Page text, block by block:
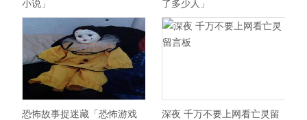
小说」
了多少人」
恐怖故事捉迷藏「恐怖游戏
深夜 千万不要上网看亡灵留